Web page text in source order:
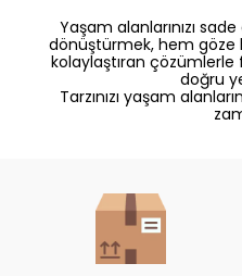
Yaşam alanlarınızı
dönüştürmek, hem göze
kolaylaştıran çözümlerle
doğru
Tarzınızı yaşam